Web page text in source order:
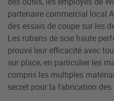
partenaire commercial local
des essais de coupe sur les
Les rubans de scie haute
prouvé leur efficacité avec
sur place, en particulier les
compris les multiples
secret pour la fabrication